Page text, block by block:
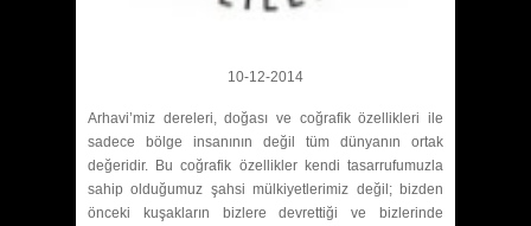
10-12-2014
Arhavi’miz dereleri, doğası ve coğrafik özellikleri ile
sadece bölge insanının değil tüm dünyanın ortak
değeridir. Bu coğrafik özellikler kendi tasarrufumuzla
sahip olduğumuz şahsi mülkiyetlerimiz değil; bizden
önceki kuşakların bizlere devrettiği ve bizlerinde